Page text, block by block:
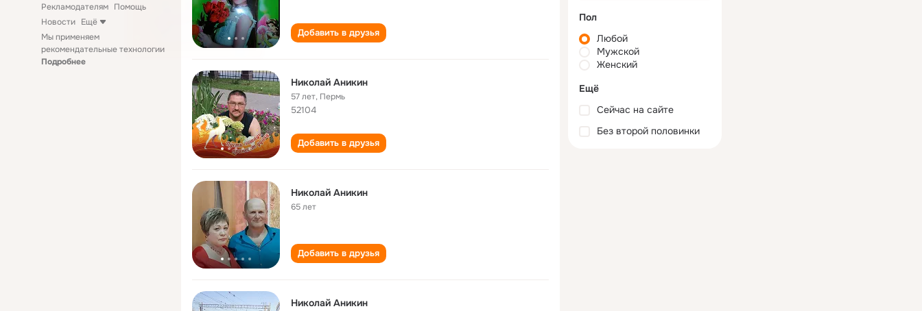
Рекламодателям Помощь
Новости Ещё
Мы применяем
рекомендательные технологии
Подробнее
Добавить в друзья
Николай Аникин
57 лет, Пермь
52104
Добавить в друзья
Николай Аникин
65 лет
Добавить в друзья
Николай Аникин
Пол
Любой
Мужской
Женский
Ещё
Сейчас на сайте
Без второй половинки